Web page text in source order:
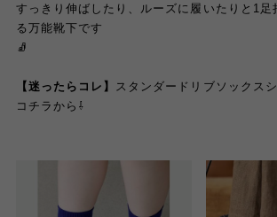
すっきり伸ばしたり、ルーズに履いたりと1足
る万能靴下です
🧦
【迷ったらコレ】
スタンダードリブソックス
コチラから⇩